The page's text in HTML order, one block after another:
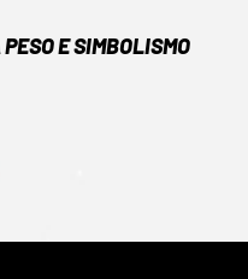
E SIMBOLISMO